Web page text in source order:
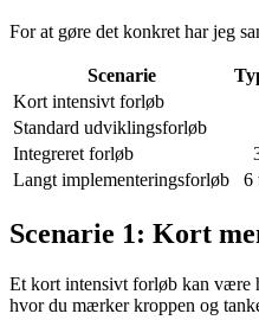
For at gøre det konkret har jeg
Scenarie
Kort intensivt forløb
Standard udviklingsforløb
Integreret forløb
Langt implementeringsforløb
6
Scenarie 1: Kort
Et kort intensivt forløb kan være
hvor du mærker kroppen og